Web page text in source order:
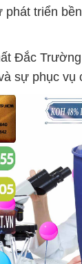
triển
Đắc
sự phục vụ